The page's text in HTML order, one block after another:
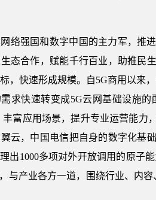
络强国和数字中国的主力军，推
态合作，赋能千行百业，助推民
，快速形成规模。自5G商用以来
求快速转变成5G云网基础设施
富应用场景，提升专业运营能力
云，中国电信把自身的数字化基
出1000多项对外开放调用的原子
与产业各方一道，围绕行业、内